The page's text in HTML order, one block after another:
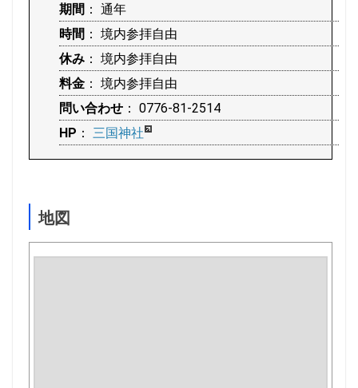
期間 ： 通年
時間 ： 境内参拝自由
休み ： 境内参拝自由
料金 ： 境内参拝自由
問い合わせ ： 0776-81-2514
HP ： 三国神社
地図